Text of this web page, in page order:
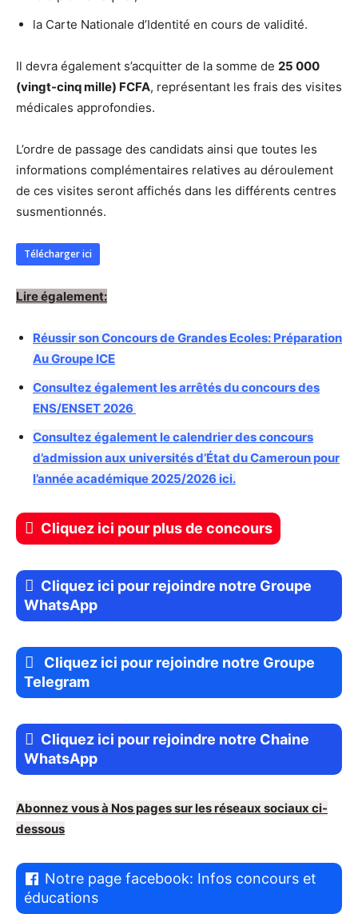
la Carte Nationale d’Identité en cours de validité.
Il devra également s’acquitter de la somme de 25 000
(vingt-cinq mille) FCFA, représentant les frais des visites
médicales approfondies.
L’ordre de passage des candidats ainsi que toutes les
informations complémentaires relatives au déroulement
de ces visites seront affichés dans les différents centres
susmentionnés.
Télécharger ici
Lire également:
Réussir son Concours de Grandes Ecoles: Préparation
Au Groupe ICE
Consultez également lesarrêtésdu concours des
ENS/ENSET 2026
Consultez également le calendrier des concours
d’admission aux universités d’État du Cameroun pour
l’année académique 2025/2026 ici.
Cliquez ici pour plus de concours
Cliquez ici pour rejoindre notre Groupe
WhatsApp
Cliquez ici pour rejoindre notre Groupe
Telegram
Cliquez ici pour rejoindre notre Chaine
WhatsApp
Abonnez vous à Nos pages sur les réseaux sociaux ci-
dessous
Notre page facebook: Infos concours et
éducations